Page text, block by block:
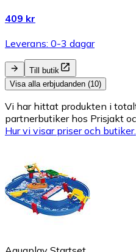
409 kr
Leverans: 0-3 dagar
Till butik
Visa alla erbjudanden (10)
Vi har hittat produkten i
partnerbutiker hos Prisjakt
Hur vi visar priser och butiker.